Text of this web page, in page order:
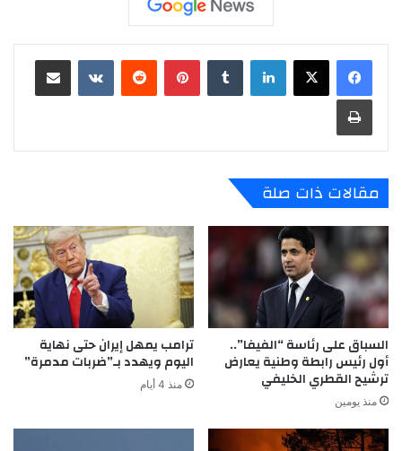
لينكدإن بينتيريست
مقالات ذات صلة
السباق على رئاسة “الفيفا”..
أول رئيس رابطة وطنية يعارض
ترشيح القطري الخليفي
منذ يومين
ترامب يمهل إيران حتى نهاية
اليوم ويهدد بـ”ضربات مدمرة”
منذ 4 أيام